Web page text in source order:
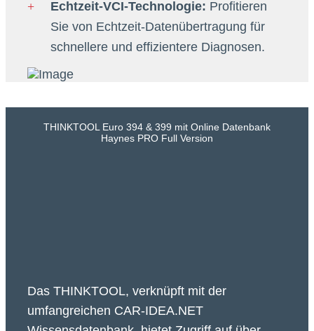
Echtzeit-VCI-Technologie: Profitieren
Sie von Echtzeit-Datenübertragung für
schnellere und effizientere Diagnosen.
THINKTOOL Euro 394 & 399 mit Online Datenbank
Haynes PRO Full Version
Das THINKTOOL, verknüpft mit der
umfangreichen CAR-IDEA.NET